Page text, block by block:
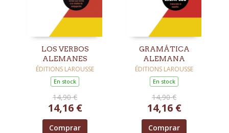
LOS VERBOS
ALEMANES
ÉDITIONS LAROUSSE
En stock
14,90 €
14,16 €
Comprar
GRAMÁTICA
ALEMANA
ÉDITIONS LAROUSSE
En stock
14,90 €
14,16 €
Comprar